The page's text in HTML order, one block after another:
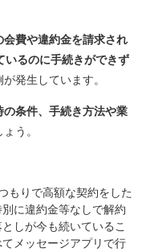
費や違約金を請求され
いるのに手続きができず
発生しています。
条件、手続き方法や業
う。
もりで高額な契約をした
に違約金等なしで解約
しが今も続いているこ
メッセージアプリで行